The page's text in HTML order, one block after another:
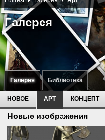
Галерея Библиотека
Галерея
НОВОЕ АРТ КОНЦЕПТ
Новые изображения